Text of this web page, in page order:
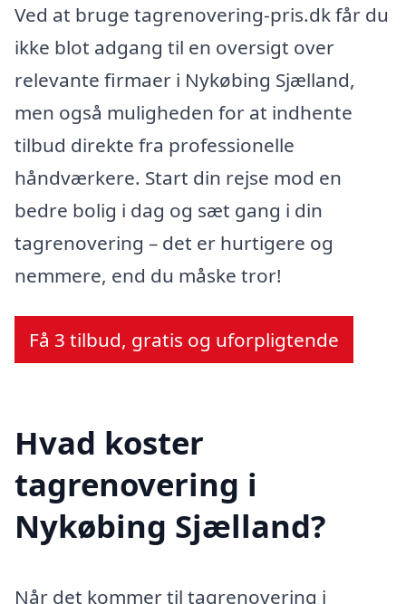
Ved at bruge tagrenovering-pris.dk får du
ikke blot adgang til en oversigt over
relevante firmaer i Nykøbing Sjælland,
men også muligheden for at indhente
tilbud direkte fra professionelle
håndværkere. Start din rejse mod en
bedre bolig i dag og sæt gang i din
tagrenovering – det er hurtigere og
nemmere, end du måske tror!
Få 3 tilbud, gratis og uforpligtende
Hvad koster
tagrenovering i
Nykøbing Sjælland?
Når det kommer til tagrenovering i